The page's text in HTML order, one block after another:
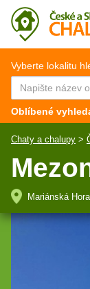
Vyberte lokalitu
Oblíbené
Chaty a chalupy >
Mariánská